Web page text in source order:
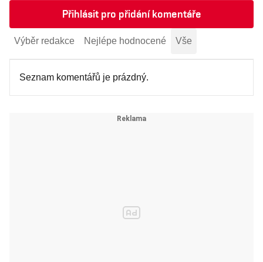
Přihlásit pro přidání komentáře
Výběr redakce Nejlépe hodnocené Vše
Seznam komentářů je prázdný.